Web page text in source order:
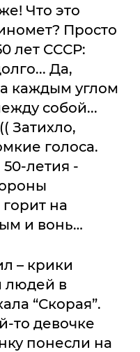
Что это
Просто
лет СССР:
Да,
каждым углом
собой...
Затихло,
голоса.
летия -
на
и вонь…
– крики
людей в
“Скорая”.
то девочке
понесли на